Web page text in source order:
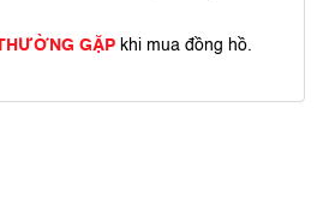
GẶP khi mua đồng hồ.